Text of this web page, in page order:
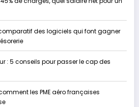
comparatif des logiciels qui font gagner
: 5 conseils pour passer le cap des
les PME aéro françaises